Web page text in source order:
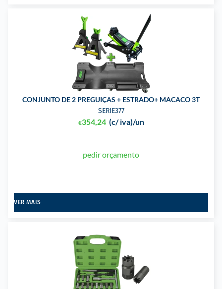
CONJUNTO DE 2 PREGUIÇAS + ESTRADO+ MACACO 3T
SERIE377
€354,24 (c/ iva)/un
pedir orçamento
VER MAIS